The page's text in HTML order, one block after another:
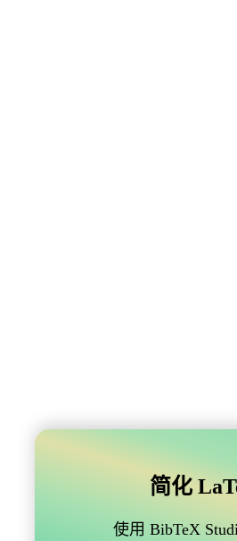
简化
使用 BibTeX